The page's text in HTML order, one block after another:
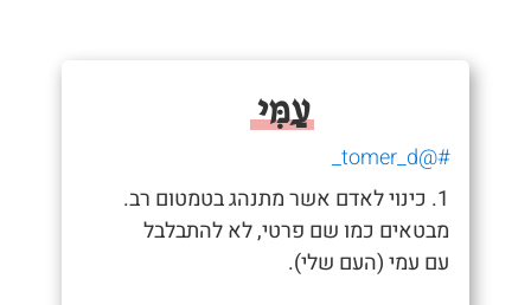
עַמִּי
#@tomer_d_
1. כינוי לאדם אשר מתנהג בטמטום רב.
מבטאים כמו שם פרטי, לא להתבלבל
עם עמי (העם שלי).